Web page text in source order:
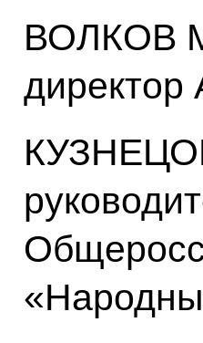
ВОЛКОВ
директор